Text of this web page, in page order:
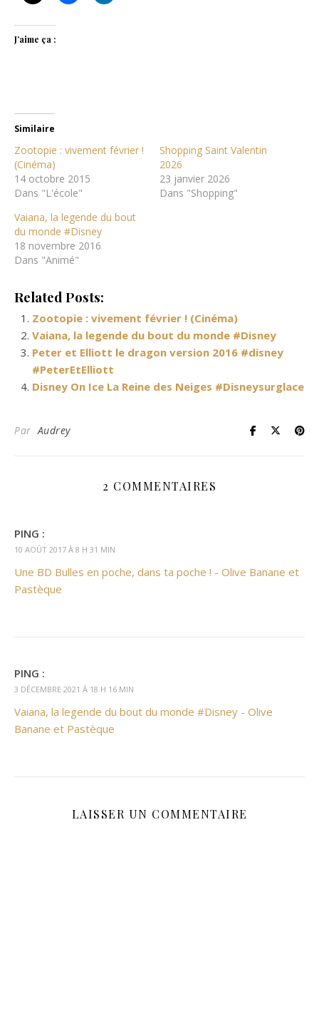
J’aime ça :
Similaire
Zootopie : vivement février !
(Cinéma)
14 octobre 2015
Dans "L'école"
Shopping Saint Valentin
2026
23 janvier 2026
Dans "Shopping"
Vaiana, la legende du bout
du monde #Disney
18 novembre 2016
Dans "Animé"
Related Posts:
Zootopie : vivement février ! (Cinéma)
Vaiana, la legende du bout du monde #Disney
Peter et Elliott le dragon version 2016 #disney
#PeterEtElliott
Disney On Ice La Reine des Neiges #Disneysurglace
Par Audrey
2 COMMENTAIRES
PING :
10 AOÛT 2017 À 8 H 31 MIN
Une BD Bulles en poche, dans ta poche ! - Olive Banane et
Pastèque
PING :
3 DÉCEMBRE 2021 À 18 H 16 MIN
Vaiana, la legende du bout du monde #Disney - Olive
Banane et Pastèque
LAISSER UN COMMENTAIRE